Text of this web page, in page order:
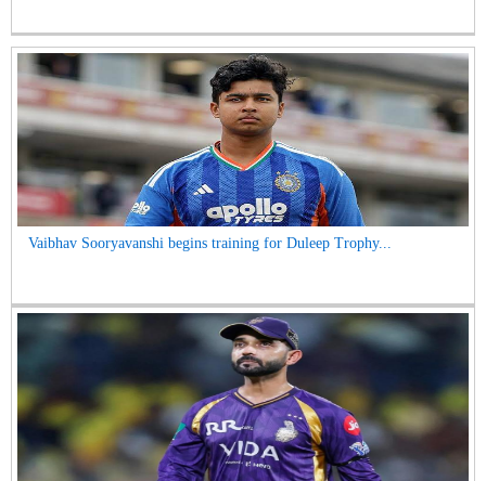
Vaibhav Sooryavanshi begins training for Duleep Trophy...